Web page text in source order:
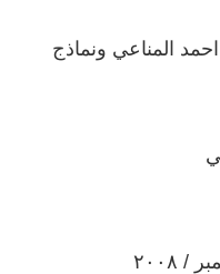
المناعي ونماذج